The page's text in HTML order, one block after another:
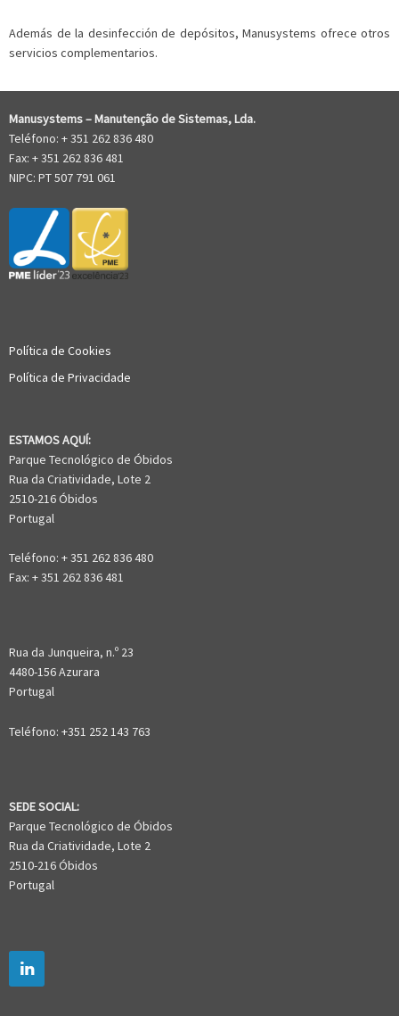
Además de la desinfección de depósitos, Manusystems ofrece otros
servicios complementarios.
Manusystems –Manutenção de Sistemas, Lda.
Teléfono: + 351 262 836 480
Fax: + 351 262 836 481
NIPC: PT 507 791 061
Política de Cookies
Política de Privacidade
ESTAMOS AQUÍ:
Parque Tecnológico de Óbidos
Rua da Criatividade, Lote 2
2510-216 Óbidos
Portugal
Teléfono: + 351 262 836 480
Fax: + 351 262 836 481
Rua da Junqueira, n.º 23
4480-156 Azurara
Portugal
Teléfono: +351 252 143 763
SEDE SOCIAL:
Parque Tecnológico de Óbidos
Rua da Criatividade, Lote 2
2510-216 Óbidos
Portugal